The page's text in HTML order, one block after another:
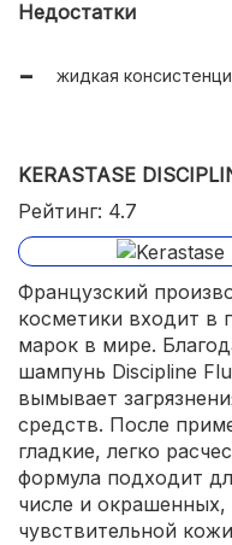
Недостатки
жидкая
KERASTASE
Рейтинг: 4.7
Французский
косметики входит в
марок в мире.
шампунь Discipline
вымывает
средств. После
гладкие, легко
формула подходит
числе и
чувствительной